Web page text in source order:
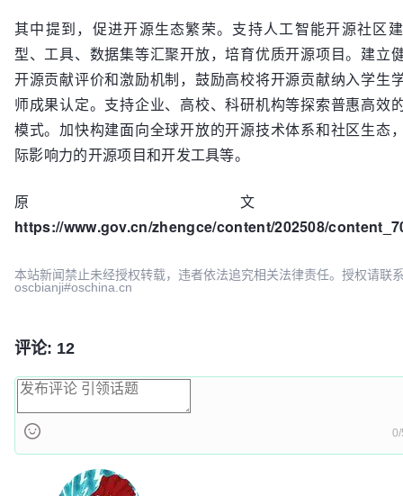
其中提到，促进开源生态繁荣。支持人工智能开源社区
型、工具、数据集等汇聚开放，培育优质开源项目。建立
开源贡献评价和激励机制，鼓励高校将开源贡献纳入学生
师成果认定。支持企业、高校、科研机构等探索普惠高效
模式。加快构建面向全球开放的开源技术体系和社区生态
际影响力的开源项目和开发工具等。
原文
https://www.gov.cn/zhengce/content/202508/
本站新闻禁止未经授权转载，违者依法追究相关法律责任。授权请联
oscbianji#oschina.cn
评论: 12